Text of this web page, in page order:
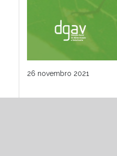
26 novembro 2021